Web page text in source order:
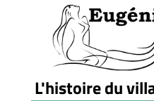
L'histoire du